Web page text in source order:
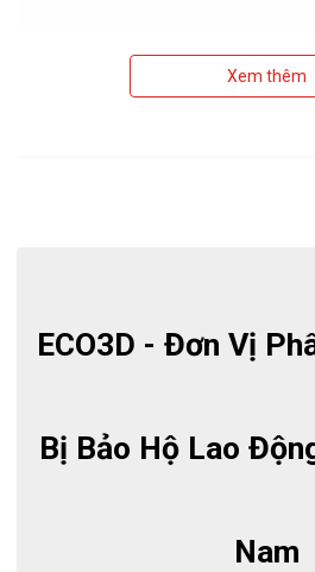
được làm từ 100%
Xem thêm
ECO3D - Đơn Vị
Bị Bảo Hộ Lao
Nam